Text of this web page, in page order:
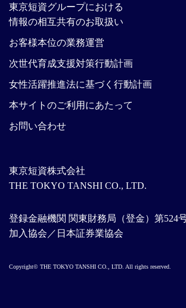
東京短資株式会社
THE TOKYO TANSHI CO., LTD.
登録金融機関 関東財務局（登金）第524
加入協会／日本証券業協会
東京短資グループにおける
情報の相互共有のお取扱い
お客様本位の業務運営
次世代育成支援対策行動計画
女性活躍推進法に基づく行動計画
本サイトのご利用にあたって
お問い合わせ
Copyright© THE TOKYO TANSHI CO., LTD. All rights reserved.